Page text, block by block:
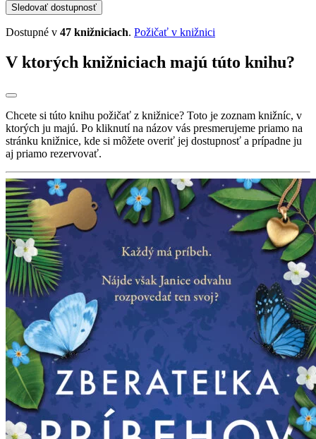
Sledovať dostupnosť
Dostupné v 47 knižniciach. Požičať v knižnici
V ktorých knižniciach majú túto knihu?
Chcete si túto knihu požičať z knižnice? Toto je zoznam knižníc, v
ktorých ju majú. Po kliknutí na názov vás presmerujeme priamo na
stránku knižnice, kde si môžete overiť jej dostupnosť a prípadne ju
aj priamo rezervovať.